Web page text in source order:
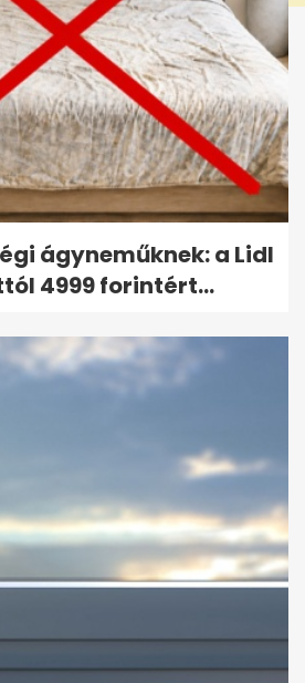
ágyneműknek: a Lidl
4999 forintért...